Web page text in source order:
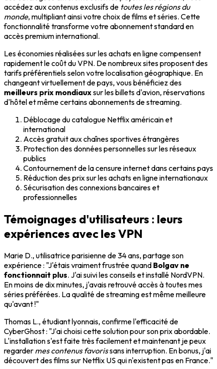
accédez aux contenus exclusifs de toutes les régions du
monde, multipliant ainsi votre choix de films et séries. Cette
fonctionnalité transforme votre abonnement standard en
accès premium international.
Les économies réalisées sur les achats en ligne compensent
rapidement le coût du VPN. De nombreux sites proposent des
tarifs préférentiels selon votre localisation géographique. En
changeant virtuellement de pays, vous bénéficiez des
meilleurs prix mondiauxsur les billets d'avion, réservations
d'hôtel et même certains abonnements de streaming.
Déblocage du catalogue Netflix américain et
international
Accès gratuit aux chaînes sportives étrangères
Protection des données personnelles sur les réseaux
publics
Contournement de la censure internet dans certains pays
Réduction des prix sur les achats en ligne internationaux
Sécurisation des connexions bancaires et
professionnelles
Témoignages d'utilisateurs : leurs
expériences avec les VPN
Marie D., utilisatrice parisienne de 34 ans, partage son
expérience : "J'étais vraiment frustrée quand Bolgav ne
fonctionnait plus. J'ai suivi les conseils et installé NordVPN.
En moins de dix minutes, j'avais retrouvé accès à toutes mes
séries préférées. La qualité de streaming est même meilleure
qu'avant !"
Thomas L., étudiant lyonnais, confirme l'efficacité de
CyberGhost : "J'ai choisi cette solution pour son prix abordable.
L'installation s'est faite très facilement et maintenant je peux
regarder mes contenus favorissans interruption. En bonus, j'ai
découvert des films sur Netflix US qui n'existent pas en France."